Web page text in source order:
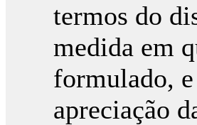
termos do
medida em
formulado,
apreciação